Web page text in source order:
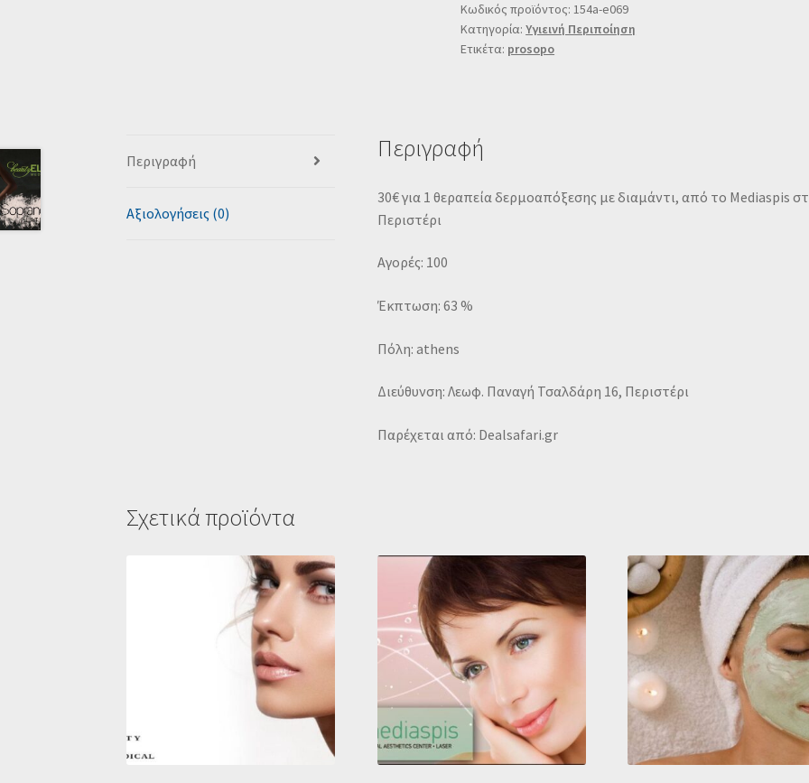
Κωδικός προϊόντος:154a-e069
Κατηγορία:Υγιεινή Περιποίηση
Ετικέτα: prosopo
Περιγραφή
Αξιολογήσεις (0)
Περιγραφή
30€ για 1 θεραπεία δερμοαπόξεσης με διαμάντι, από το Mediaspis
Περιστέρι
Αγορές: 100
Έκπτωση: 63 %
Πόλη: athens
Διεύθυνση: Λεωφ. Παναγή Τσαλδάρη 16, Περιστέρι
Παρέχεται από: Dealsafari.gr
Σχετικά προϊόντα